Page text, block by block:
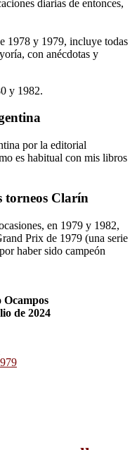
diarias de entonces,
1978 y 1979, incluye todas
con anécdotas y
y 1982.
por la editorial
es habitual con mis libros
torneos Clarín
en 1979 y 1982,
Prix de 1979 (una serie
haber sido campeón
de 2024